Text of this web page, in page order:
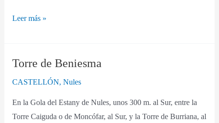
Leer más »
Torre de Beniesma
CASTELLÓN,Nules
En la Gola del Estany de Nules, unos 300 m. al Sur, entre la
Torre Caiguda o de Moncófar, al Sur, y la Torre de Burriana, al
Torre